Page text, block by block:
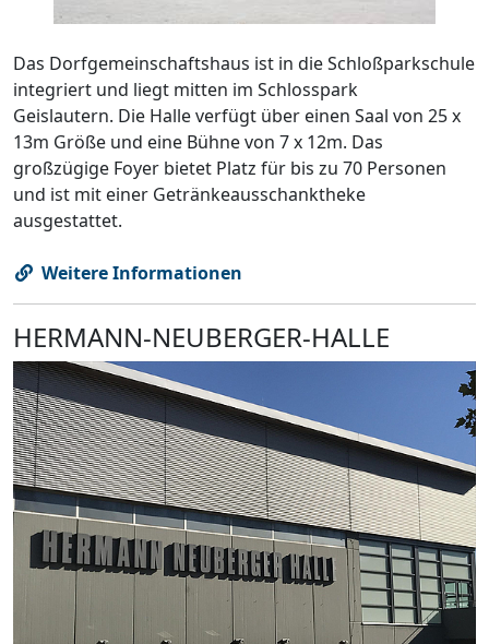
Das Dorfgemeinschaftshaus ist in die Schloßparkschule
integriert und liegt mitten im Schlosspark
Geislautern. Die Halle verfügt über einen Saal von 25 x
13m Größe und eine Bühne von 7 x 12m. Das
großzügige Foyer bietet Platz für bis zu 70 Personen
und ist mit einer Getränkeausschanktheke
ausgestattet.
Weitere Informationen
HERMANN-NEUBERGER-HALLE